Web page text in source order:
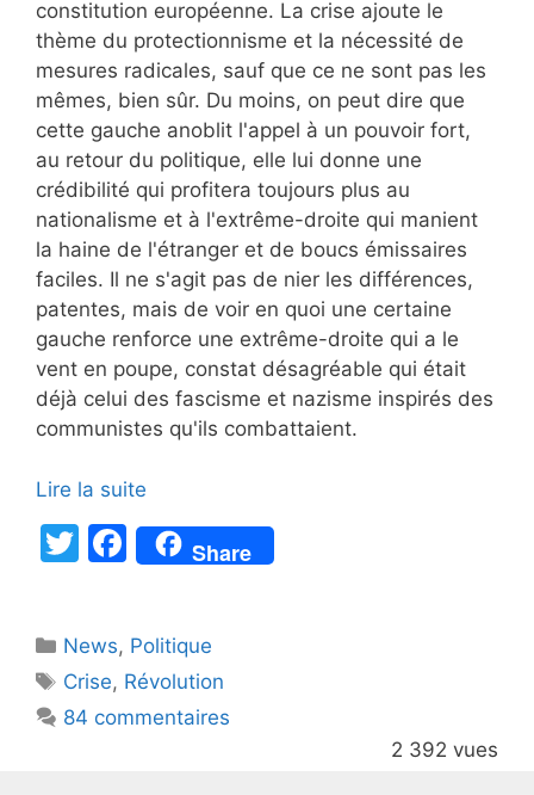
constitution européenne. La crise ajoute le
thème du protectionnisme et la nécessité de
mesures radicales, sauf que ce ne sont pas les
mêmes, bien sûr. Du moins, on peut dire que
cette gauche anoblit l'appel à un pouvoir fort,
au retour du politique, elle lui donne une
crédibilité qui profitera toujours plus au
nationalisme et à l'extrême-droite qui manient
la haine de l'étranger et de boucs émissaires
faciles. Il ne s'agit pas de nier les différences,
patentes, mais de voir en quoi une certaine
gauche renforce une extrême-droite qui a le
vent en poupe, constat désagréable qui était
déjà celui des fascisme et nazisme inspirés des
communistes qu'ils combattaient.
Lire la suite
T
er
F
a
e
b
o
Share
Catégories
News, Politique
Étiquettes
Crise, Révolution
84 commentaires
2 392 vues